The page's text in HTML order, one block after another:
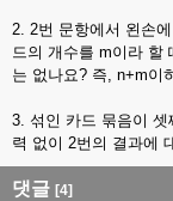
2. 2번 문항에서 왼손
드의 개수를 m이라 할
는 없나요? 즉, n+m이
3. 섞인 카드 묶음이
력 없이 2번의 결과에
댓글 [4]